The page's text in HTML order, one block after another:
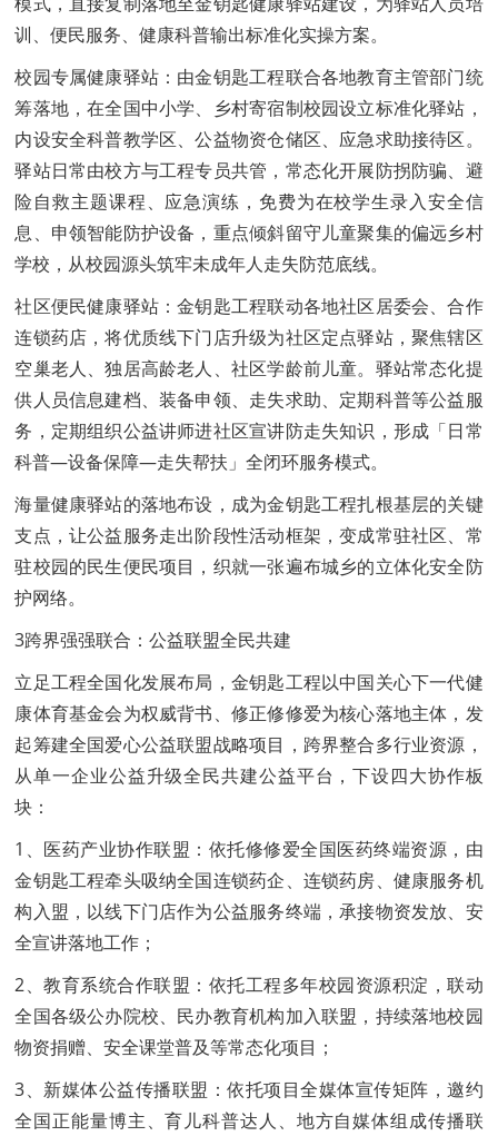
训、便民服务、健康科普输出标准化实操方案。
校园专属健康驿站：由金钥匙工程联合各地教育主管部门统
筹落地，在全国中小学、乡村寄宿制校园设立标准化驿站，
内设安全科普教学区、公益物资仓储区、应急求助接待区。
驿站日常由校方与工程专员共管，常态化开展防拐防骗、避
险自救主题课程、应急演练，免费为在校学生录入安全信
息、申领智能防护设备，重点倾斜留守儿童聚集的偏远乡村
学校，从校园源头筑牢未成年人走失防范底线。
社区便民健康驿站：金钥匙工程联动各地社区居委会、合作
连锁药店，将优质线下门店升级为社区定点驿站，聚焦辖区
空巢老人、独居高龄老人、社区学龄前儿童。驿站常态化提
供人员信息建档、装备申领、走失求助、定期科普等公益服
务，定期组织公益讲师进社区宣讲防走失知识，形成「日常
科普—设备保障—走失帮扶」全闭环服务模式。
海量健康驿站的落地布设，成为金钥匙工程扎根基层的关键
支点，让公益服务走出阶段性活动框架，变成常驻社区、常
驻校园的民生便民项目，织就一张遍布城乡的立体化安全防
护网络。
3跨界强强联合：公益联盟全民共建
立足工程全国化发展布局，金钥匙工程以中国关心下一代健
康体育基金会为权威背书、修正修修爱为核心落地主体，发
起筹建全国爱心公益联盟战略项目，跨界整合多行业资源，
从单一企业公益升级全民共建公益平台，下设四大协作板
块：
1、医药产业协作联盟：依托修修爱全国医药终端资源，由
金钥匙工程牵头吸纳全国连锁药企、连锁药房、健康服务机
构入盟，以线下门店作为公益服务终端，承接物资发放、安
全宣讲落地工作；
2、教育系统合作联盟：依托工程多年校园资源积淀，联动
全国各级公办院校、民办教育机构加入联盟，持续落地校园
物资捐赠、安全课堂普及等常态化项目；
3、新媒体公益传播联盟：依托项目全媒体宣传矩阵，邀约
全国正能量博主、育儿科普达人、地方自媒体组成传播联